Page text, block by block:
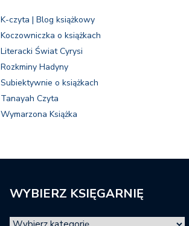
K-czyta | Blog książkowy
Koczowniczka o książkach
Literacki Świat Cyrysi
Rozkminy Hadyny
Subiektywnie o książkach
Tanayah Czyta
Wymarzona Książka
WYBIERZ KSIĘGARNIĘ